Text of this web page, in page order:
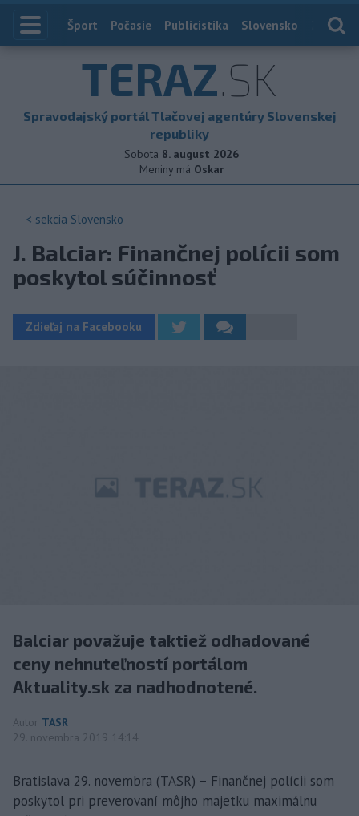
Index
Šport Počasie Publicistika Slovensko
TERAZ.SK
Spravodajský portál Tlačovej agentúry Slovenskej
republiky
Sobota 8. august 2026
Meniny má Oskar
< sekcia Slovensko
J. Balciar: Finančnej polícii som
poskytol súčinnosť
Zdieľaj na Facebooku
Balciar považuje taktiež odhadované
ceny nehnuteľností portálom
Aktuality.sk za nadhodnotené.
Autor TASR
29. novembra 2019 14:14
Bratislava 29. novembra (TASR) – Finančnej polícii som
poskytol pri preverovaní môjho majetku maximálnu